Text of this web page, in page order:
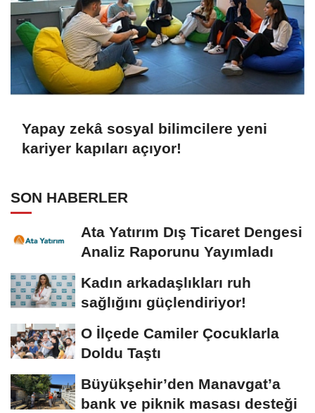
Yapay zekâ sosyal bilimcilere yeni
kariyer kapıları açıyor!
SON HABERLER
Ata Yatırım Dış Ticaret Dengesi
Analiz Raporunu Yayımladı
Kadın arkadaşlıkları ruh
sağlığını güçlendiriyor!
O İlçede Camiler Çocuklarla
Doldu Taştı
Büyükşehir’den Manavgat’a
bank ve piknik masası desteği